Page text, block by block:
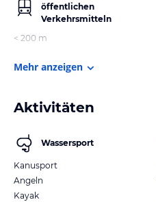
öffentlichen
Verkehrsmitteln
< 200 m
Mehr anzeigen
Aktivitäten
Wassersport
Kanusport
Angeln
Kayak